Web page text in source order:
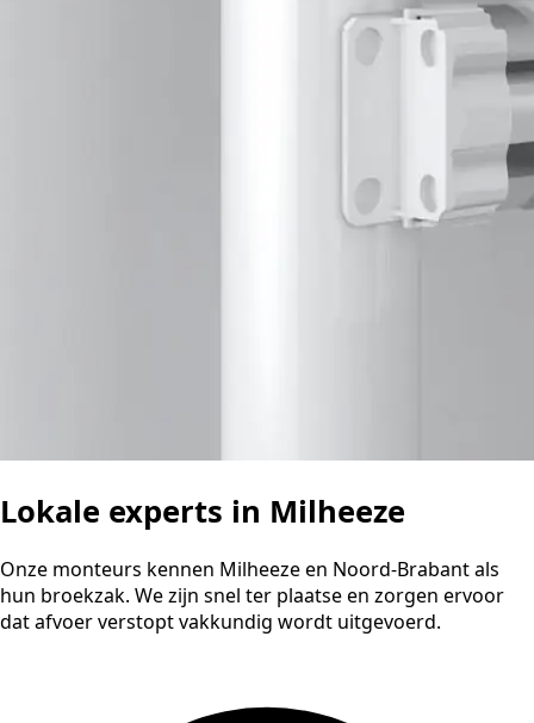
Lokale experts in Milheeze
Onze monteurs kennen Milheeze en Noord-Brabant als
hun broekzak. We zijn snel ter plaatse en zorgen ervoor
dat afvoer verstopt vakkundig wordt uitgevoerd.